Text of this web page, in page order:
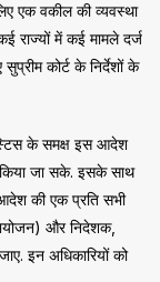
एक वकील की व्यवस्था
राज्यों में कई मामले दर्ज
कोर्ट के निर्देशों के
के समक्ष इस आदेश
किया जा सके. इसके साथ
आदेश की एक प्रति सभी
और निदेशक,
इन अधिकारियों को